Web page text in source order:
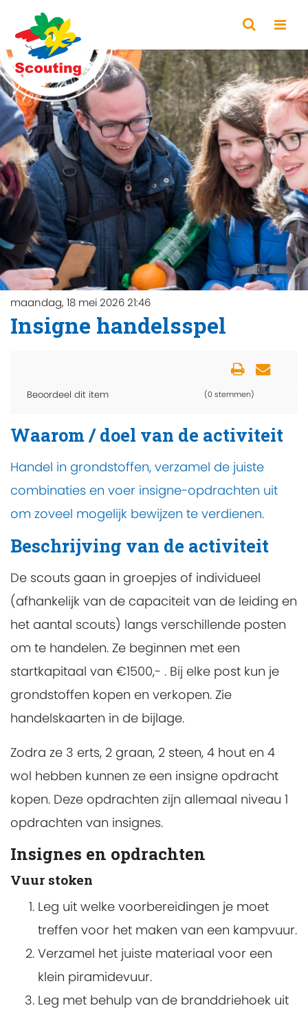
maandag, 18 mei 2026 21:46
Insigne handelsspel
Beoordeel dit item (0 stemmen)
Waarom / doel van de activiteit
Handel in grondstoffen, verzamel de juiste
combinaties en voer insigne-opdrachten uit
om zoveel mogelijk bewijzen te verdienen.
Beschrijving van de activiteit
De scouts gaan in groepjes of individueel
(afhankelijk van de capaciteit van de leiding en
het aantal scouts) langs verschillende posten
om te handelen. Ze beginnen met een
startkapitaal van €1500,- . Bij elke post kun je
grondstoffen kopen en verkopen. Zie
handelskaarten in de bijlage.
Zodra ze 3 erts, 2 graan, 2 steen, 4 hout en 4
wol hebben kunnen ze een insigne opdracht
kopen. Deze opdrachten zijn allemaal niveau 1
opdrachten van insignes.
Insignes en opdrachten
Vuur stoken
Leg uit welke voorbereidingen je moet
treffen voor het maken van een kampvuur.
Verzamel het juiste materiaal voor een
klein piramidevuur.
Leg met behulp van de branddriehoek uit